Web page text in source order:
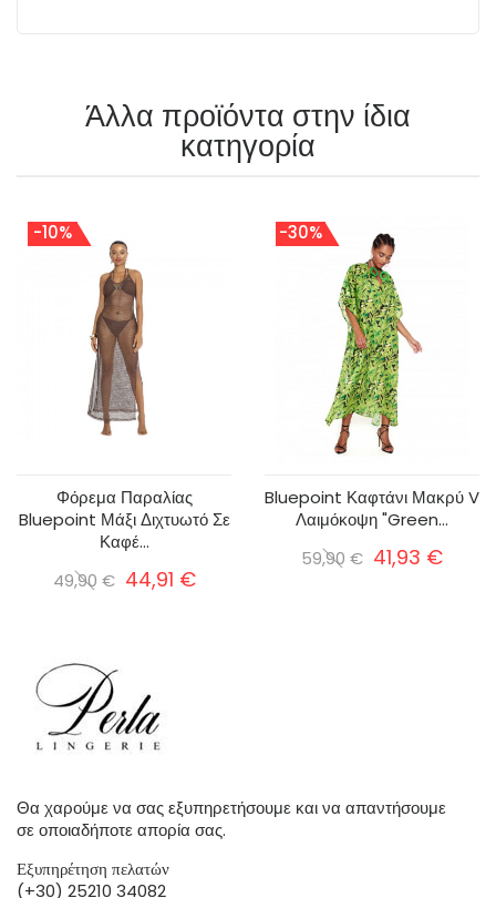
Άλλα προϊόντα στην ίδια
κατηγορία
-10%
Φόρεμα Παραλίας
Bluepoint Μάξι Διχτυωτό Σε
Καφέ...
49,90 € 44,91 €
-30%
Bluepoint Καφτάνι Μακρύ V
Λαιμόκοψη "Green...
59,90 € 41,93 €
Θα χαρούμε να σας εξυπηρετήσουμε και να απαντήσουμε
σε οποιαδήποτε απορία σας.
Εξυπηρέτηση πελατών
(+30) 25210 34082